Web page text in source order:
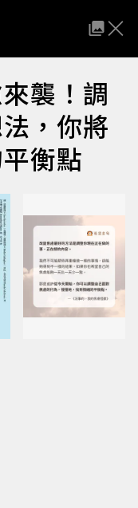
襲！調
，你將
衡點